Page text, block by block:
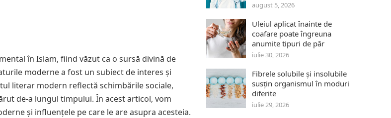
în Islam, fiind văzut ca o sursă divină de
moderne a fost un subiect de interes și
literar modern reflectă schimbările sociale,
de-a lungul timpului. În acest articol, vom
și influențele pe care le are asupra acesteia.
august 5, 2026
Uleiul aplicat înainte de
coafare poate îngreuna
anumite tipuri de păr
iulie 30, 2026
Fibrele solubile și insolubile
susțin organismul în moduri
diferite
iulie 29, 2026